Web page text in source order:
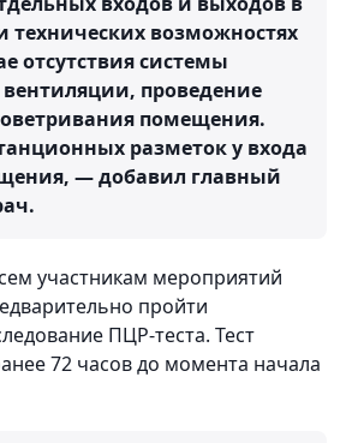
возможностях
отсутствия системы
вентиляции, проведение
помещения.
разметок у входа
— добавил главный
участникам мероприятий
пройти
ПЦР-теста. Тест
72 часов до момента начала